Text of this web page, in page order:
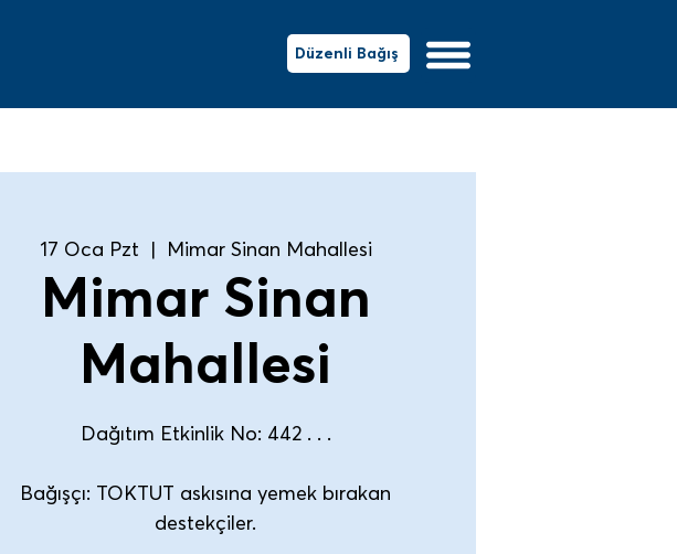
Düzenli Bağış
17 Oca Pzt Mimar Sinan Mahallesi
Mimar Sinan
Mahallesi
Dağıtım Etkinlik No: 442 . . .
Bağışçı: TOKTUT askısına yemek bırakan